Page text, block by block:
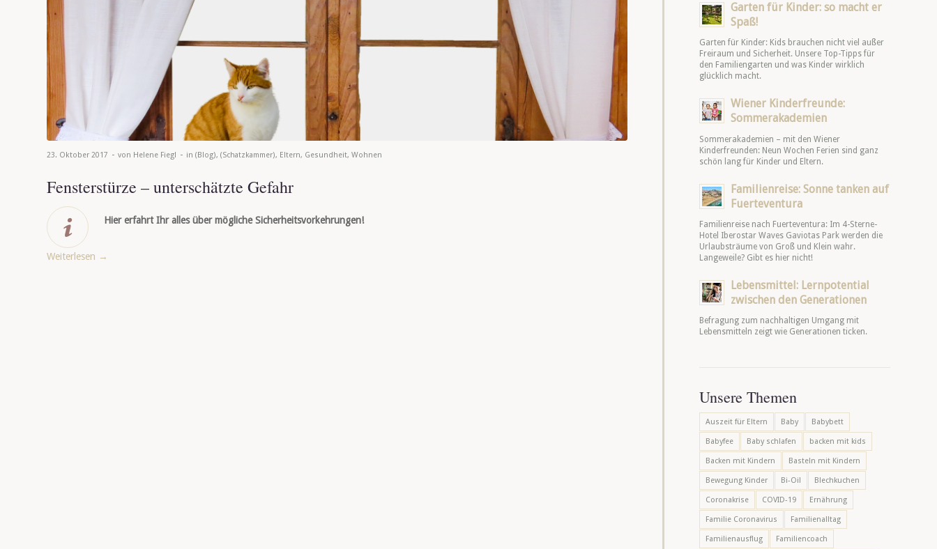
23. Oktober 2017 - von Helene Fiegl - in (Blog), (Schatzkammer), Eltern, Gesundheit, Wohnen
Fensterstürze – unterschätzte Gefahr
Hier erfahrt Ihr alles über mögliche Sicherheitsvorkehrungen!
Weiterlesen →
Garten für Kinder: so macht er
Spaß!
Garten für Kinder: Kids brauchen nicht viel außer
Freiraum und Sicherheit. Unsere Top-Tipps für
den Familiengarten und was Kinder wirklich
glücklich macht.
Wiener Kinderfreunde:
Sommerakademien
Sommerakademien – mit den Wiener
Kinderfreunden: Neun Wochen Ferien sind ganz
schön lang für Kinder und Eltern.
Familienreise: Sonne tanken auf
Fuerteventura
Familienreise nach Fuerteventura: Im 4-Sterne-
Hotel Iberostar Waves Gaviotas Park werden die
Urlaubsträume von Groß und Klein wahr.
Langeweile? Gibt es hier nicht!
Lebensmittel: Lernpotential
zwischen den Generationen
Befragung zum nachhaltigen Umgang mit
Lebensmitteln zeigt wie Generationen ticken.
Unsere Themen
Auszeit für Eltern Baby Babybett
Babyfee Baby schlafen backen mit kids
Backen mit Kindern Basteln mit Kindern
Bewegung Kinder Bi-Oil Blechkuchen
Coronakrise COVID-19 Ernährung
Familie Coronavirus Familienalltag
Familienausflug Familiencoach